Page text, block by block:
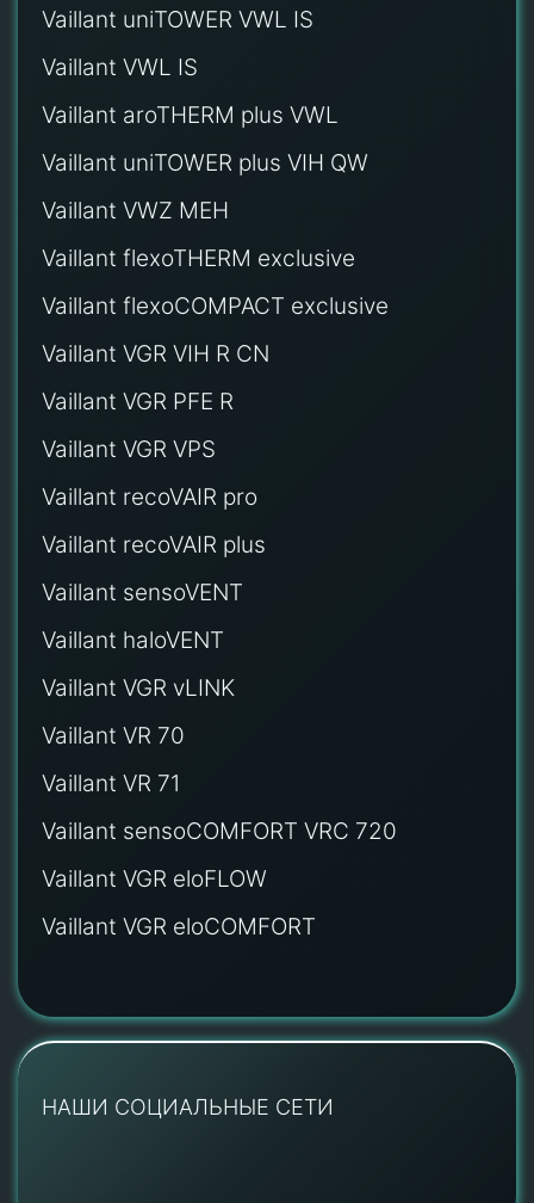
Vaillant uniTOWER VWL IS
Vaillant VWL IS
Vaillant aroTHERM plus VWL
Vaillant uniTOWER plus VIH QW
Vaillant VWZ MEH
Vaillant flexoTHERM exclusive
Vaillant flexoCOMPACT exclusive
Vaillant VGR VIH R CN
Vaillant VGR PFE R
Vaillant VGR VPS
Vaillant recoVAIR pro
Vaillant recoVAIR plus
Vaillant sensoVENT
Vaillant haloVENT
Vaillant VGR vLINK
Vaillant VR 70
Vaillant VR 71
Vaillant sensoCOMFORT VRC 720
Vaillant VGR eloFLOW
Vaillant VGR eloCOMFORT
НАШИ СОЦИАЛЬНЫЕ СЕТИ